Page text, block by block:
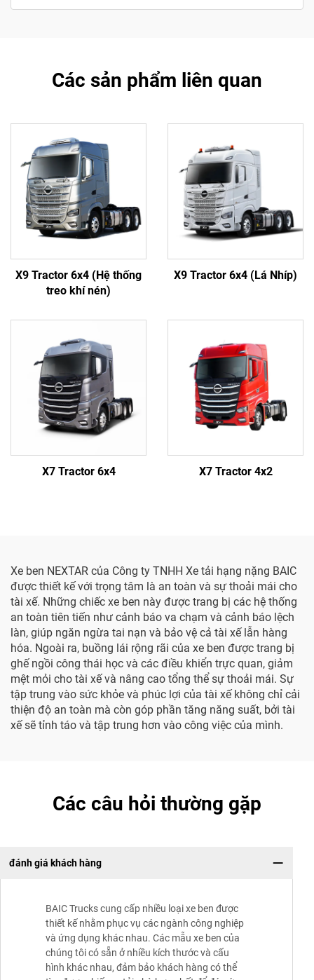
Các sản phẩm liên quan
X9 Tractor 6x4 (Hệ thống
treo khí nén)
X9 Tractor 6x4 (Lá Nhíp)
X7 Tractor 6x4 X7 Tractor 4x2
Xe ben NEXTAR của Công ty TNHH Xe tải hạng nặng BAIC
được thiết kế với trọng tâm là an toàn và sự thoải mái cho
tài xế. Những chiếc xe ben này được trang bị các hệ thống
an toàn tiên tiến như cảnh báo va chạm và cảnh báo lệch
làn, giúp ngăn ngừa tai nạn và bảo vệ cả tài xế lẫn hàng
hóa. Ngoài ra, buồng lái rộng rãi của xe ben được trang bị
ghế ngồi công thái học và các điều khiển trực quan, giảm
mệt mỏi cho tài xế và nâng cao tổng thể sự thoải mái. Sự
tập trung vào sức khỏe và phúc lợi của tài xế không chỉ cải
thiện độ an toàn mà còn góp phần tăng năng suất, bởi tài
xế sẽ tỉnh táo và tập trung hơn vào công việc của mình.
Các câu hỏi thường gặp
đánh giá khách hàng
BAIC Trucks cung cấp nhiều loại xe ben được
thiết kế nhằm phục vụ các ngành công nghiệp
và ứng dụng khác nhau. Các mẫu xe ben của
chúng tôi có sẵn ở nhiều kích thước và cấu
hình khác nhau, đảm bảo khách hàng có thể